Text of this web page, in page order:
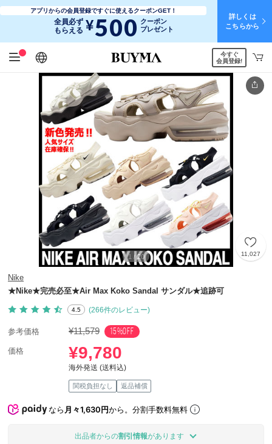
アプリからの会員登録ですぐに使えるクーポンGET！
全員必ず
もらえる ¥500 クーポン
プレゼント
詳しくは
こちらから
日本語
English
简体中文
繁體中文
今すぐ
会員登録!
1 / 20 11,027
Nike
★Nike★完売必至★Air Max Koko Sandal サンダル★追跡可
4.5 (266件のレビュー)
参考価格 ¥11,579 15%OFF
価格 ¥9,780
海外発送 (送料込)
関税負担なし 返品補償
なら 月々1,630円から。分割手数料無料
出品者からの割引情報があります